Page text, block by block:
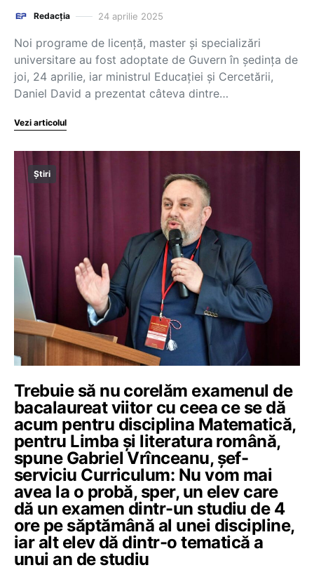
Redacția 24 aprilie 2025
Noi programe de licență, master și specializări
universitare au fost adoptate de Guvern în ședința de
joi, 24 aprilie, iar ministrul Educației și Cercetării,
Daniel David a prezentat câteva dintre…
Vezi articolul
Știri
Trebuie să nu corelăm examenul de
bacalaureat viitor cu ceea ce se dă
acum pentru disciplina Matematică,
pentru Limba și literatura română,
spune Gabriel Vrînceanu, șef-
serviciu Curriculum: Nu vom mai
avea la o probă, sper, un elev care
dă un examen dintr-un studiu de 4
ore pe săptămână al unei discipline,
iar alt elev dă dintr-o tematică a
unui an de studiu